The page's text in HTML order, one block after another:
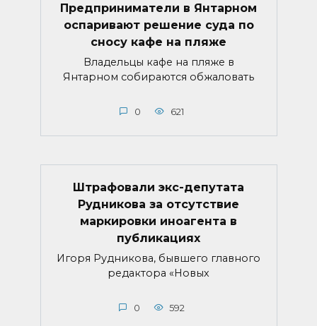
Предприниматели в Янтарном
оспаривают решение суда по
сносу кафе на пляже
Владельцы кафе на пляже в
Янтарном собираются обжаловать
0 621
Штрафовали экс-депутата
Рудникова за отсутствие
маркировки иноагента в
публикациях
Игоря Рудникова, бывшего главного
редактора «Новых
0 592